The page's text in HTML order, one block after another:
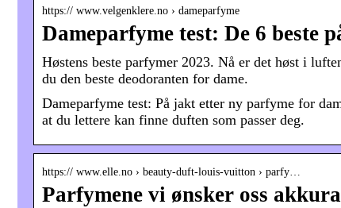
https:// www.velgenklere.no › dameparfyme
Dameparfyme test: De 6 beste
Høstens beste parfymer 2023. Nå er det høst i
du den beste deodoranten for dame.
Dameparfyme test: På jakt etter ny parfyme for
at du lettere kan finne duften som passer deg.
https:// www.elle.no › beauty-duft-louis-vuitton › parfy…
Parfymene vi ønsker oss